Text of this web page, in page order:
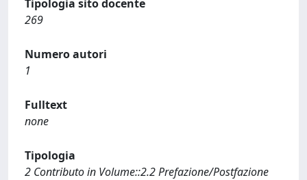
Tipologia sito docente
269
Numero autori
1
Fulltext
none
Tipologia
2 Contributo in Volume::2.2 Prefazione/Postfazione